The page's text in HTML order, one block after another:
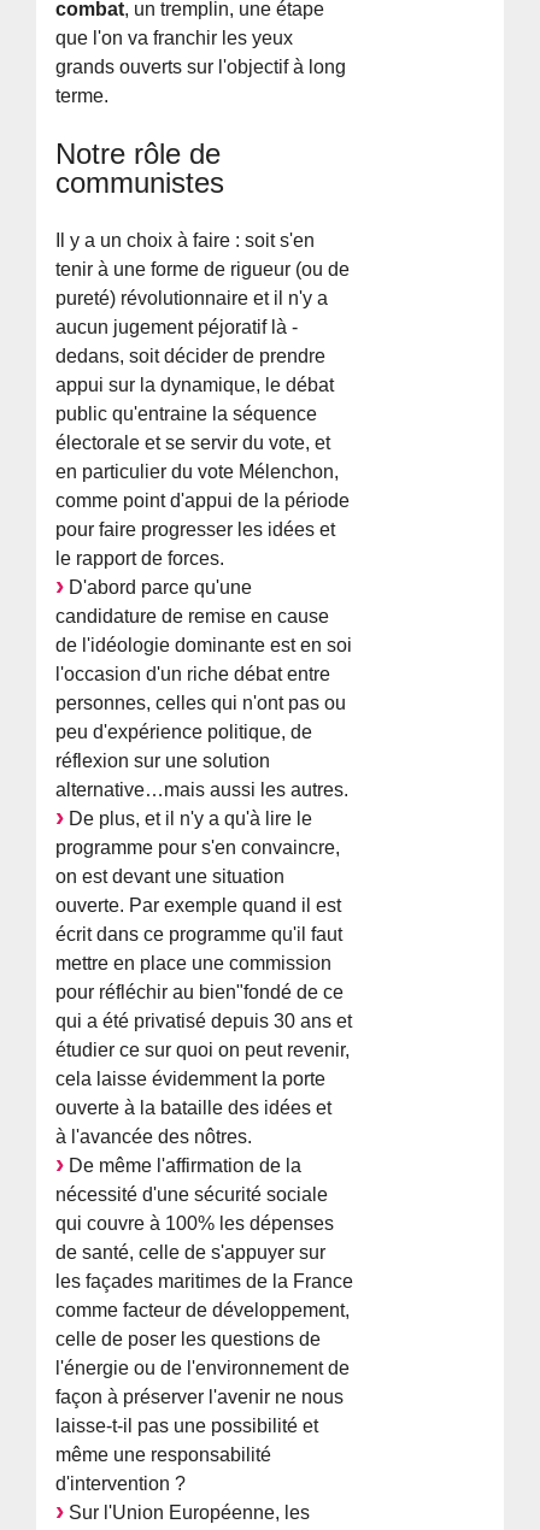
combat, un tremplin, une étape
que l'on va franchir les yeux
grands ouverts sur l'objectif à long
terme.
Notre rôle de
communistes
Il y a un choix à faire : soit s'en
tenir à une forme de rigueur (ou de
pureté) révolutionnaire et il n'y a
aucun jugement péjoratif là -
dedans, soit décider de prendre
appui sur la dynamique, le débat
public qu'entraine la séquence
électorale et se servir du vote, et
en particulier du vote Mélenchon,
comme point d'appui de la période
pour faire progresser les idées et
le rapport de forces.
D'abord parce qu'une
candidature de remise en cause
de l'idéologie dominante est en soi
l'occasion d'un riche débat entre
personnes, celles qui n'ont pas ou
peu d'expérience politique, de
réflexion sur une solution
alternative…mais aussi les autres.
De plus, et il n'y a qu'à lire le
programme pour s'en convaincre,
on est devant une situation
ouverte. Par exemple quand il est
écrit dans ce programme qu'il faut
mettre en place une commission
pour réfléchir au bien"fondé de ce
qui a été privatisé depuis 30 ans et
étudier ce sur quoi on peut revenir,
cela laisse évidemment la porte
ouverte à la bataille des idées et
à l'avancée des nôtres.
De même l'affirmation de la
nécessité d'une sécurité sociale
qui couvre à 100% les dépenses
de santé, celle de s'appuyer sur
les façades maritimes de la France
comme facteur de développement,
celle de poser les questions de
l'énergie ou de l'environnement de
façon à préserver l'avenir ne nous
laisse-t-il pas une possibilité et
même une responsabilité
d'intervention ?
Sur l'Union Européenne, les